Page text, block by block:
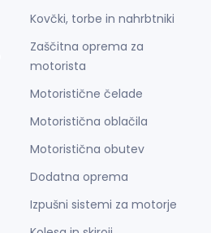
Kovčki, torbe in nahrbtniki
Zaščitna oprema za
motorista
Motoristične čelade
Motoristična oblačila
Motoristična obutev
Dodatna oprema
Izpušni sistemi za motorje